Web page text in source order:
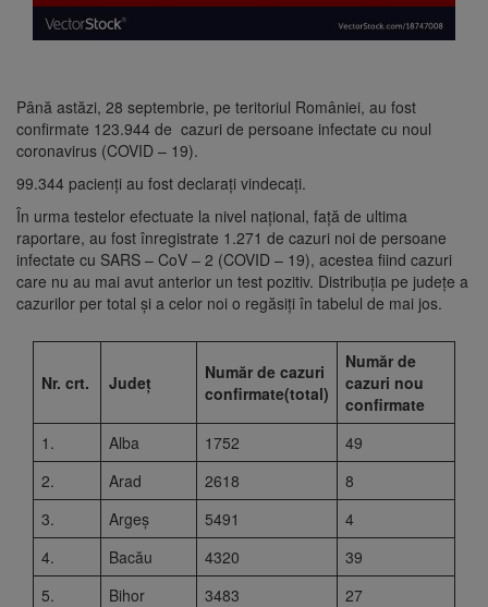
Până astăzi, 28 septembrie, pe teritoriul României, au fost
confirmate 123.944 de cazuri de persoane infectate cu noul
coronavirus (COVID – 19).
99.344 pacienți au fost declarați vindecați.
În urma testelor efectuate la nivel național, față de ultima
raportare, au fost înregistrate 1.271 de cazuri noi de persoane
infectate cu SARS – CoV – 2 (COVID – 19), acestea fiind cazuri
care nu au mai avut anterior un test pozitiv. Distribuția pe județe a
cazurilor per total și a celor noi o regăsiți în tabelul de mai jos.
Nr. crt. Județ
Număr de cazuri
confirmate(total)
Număr de
cazuri nou
confirmate
1.
Alba 1752
49
2.
Arad 2618
8
3.
Argeș 5491
4
4.
Bacău 4320
39
5.
Bihor 3483 27